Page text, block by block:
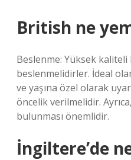
British ne
Beslenme: Yüksek kaliteli
beslenmelidirler. İdeal
ve yaşına özel olarak
öncelik verilmelidir.
bulunması önemlidir.
İngiltere’de